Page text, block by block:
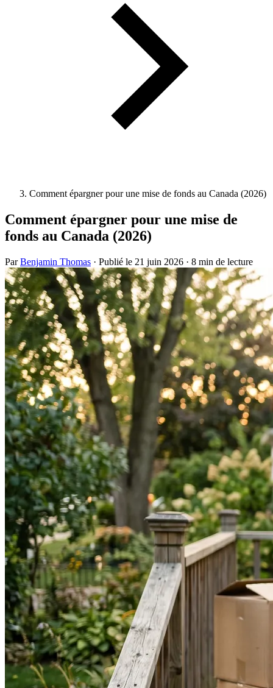
Comment épargner pour une mise de fonds au Canada (2026)
Comment épargner pour une mise de
fonds au Canada (2026)
ParBenjamin Thomas · Publié le 21 juin 2026 · 8 min de lecture